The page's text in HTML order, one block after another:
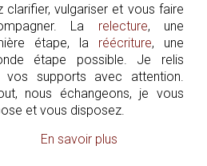
clarifier, vulgariser et vous faire
La relecture, une
étape, la réécriture, une
étape possible. Je relis
vos supports avec attention.
nous échangeons, je vous
et vous disposez.
En savoir plus